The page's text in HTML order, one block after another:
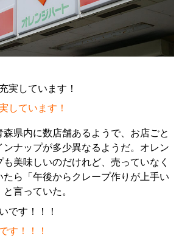
しています！
県内に数店舗あるようで、お店ごと
ンナップが多少異なるようだ。オレン
美味しいのだけれど、売っていなく
ら「午後からクレープ作りが上手い
言っていた。
す！！！